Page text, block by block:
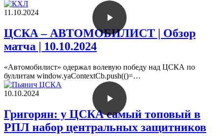
11.10.2024
ЦСКА – АВТОМОБИЛИСТ | Обзор
матча | 10.10.2024
«Автомобилист» одержал волевую победу над ЦСКА по
буллитам window.yaContextCb.push(()=…
10.10.2024
Григорян: у ЦСКА самый топовый в
РПЛ набор центральных защитников